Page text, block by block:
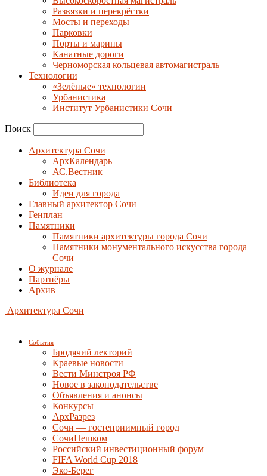
Развязки и перекрёстки
Мосты и переходы
Парковки
Порты и марины
Канатные дороги
Черноморская кольцевая автомагистраль
Технологии
«Зелёные» технологии
Урбанистика
Институт Урбанистики Сочи
Поиск
Архитектура Сочи
АрхКалендарь
АС.Вестник
Библиотека
Идеи для города
Главный архитектор Сочи
Генплан
Памятники
Памятники архитектуры города Сочи
Памятники монументального искусства города
Сочи
О журнале
Партнёры
Архив
Архитектура Сочи
События
Бродячий лекторий
Краевые новости
Вести Минстроя РФ
Новое в законодательстве
Объявления и анонсы
Конкурсы
АрхРазрез
Сочи — гостеприимный город
СочиПешком
Российский инвестиционный форум
FIFA World Cup 2018
Эко-Берег